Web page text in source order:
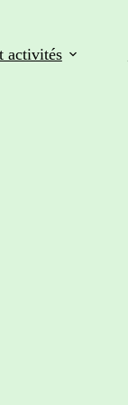
activités